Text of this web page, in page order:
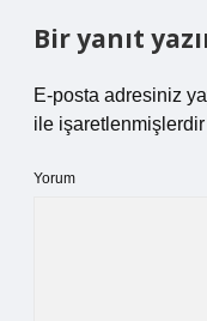
Bir yanıt
E-posta adresiniz
ile işaretlenmişlerdir
Yorum